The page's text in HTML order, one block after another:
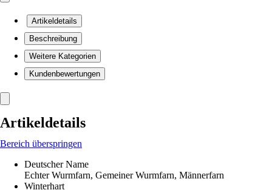
Artikeldetails
Beschreibung
Weitere Kategorien
Kundenbewertungen
Artikeldetails
Bereich überspringen
Deutscher Name
Echter Wurmfarn, Gemeiner Wurmfarn, Männerfarn
Winterhart